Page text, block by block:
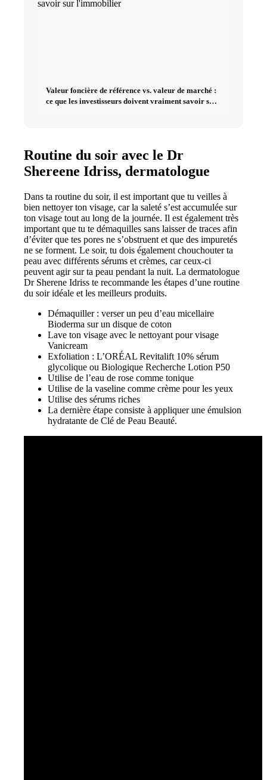
Valeur foncière de référence vs. valeur de marché :
ce que les investisseurs doivent vraiment savoir sur
Routine du soir avec le Dr
Shereene Idriss, dermatologue
Dans ta routine du soir, il est important que tu veilles à
bien nettoyer ton visage, car la saleté s’est accumulée sur
ton visage tout au long de la journée. Il est également très
important que tu te démaquilles sans laisser de traces afin
d’éviter que tes pores ne s’obstruent et que des impuretés
ne se forment. Le soir, tu dois également chouchouter ta
peau avec différents sérums et crèmes, car ceux-ci
peuvent agir sur ta peau pendant la nuit. La dermatologue
Dr Sherene Idriss te recommande les étapes d’une routine
du soir idéale et les meilleurs produits.
Démaquiller : verser un peu d’eau micellaire
Bioderma sur un disque de coton
Lave ton visage avec le nettoyant pour visage
Vanicream
Exfoliation : L’ORÉAL Revitalift 10% sérum
glycolique ou Biologique Recherche Lotion P50
Utilise de l’eau de rose comme tonique
Utilise de la vaseline comme crème pour les yeux
Utilise des sérums riches
La dernière étape consiste à appliquer une émulsion
hydratante de Clé de Peau Beauté.